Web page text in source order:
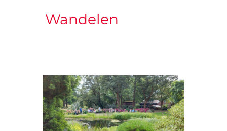
WELKOM
ORGANISATIE
Wandelen